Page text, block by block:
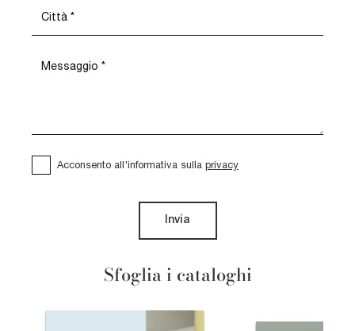
Sfoglia i cataloghi
Acconsento all'informativa sulla privacy
Invia